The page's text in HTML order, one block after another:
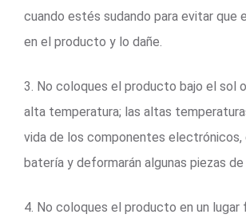
cuando estés sudando para evitar que
en el producto y lo dañe.
3. No coloques el producto bajo el sol
alta temperatura; las altas
vida de los componentes electrónicos,
batería y deformarán algunas piezas
4. No coloques el producto en un lugar